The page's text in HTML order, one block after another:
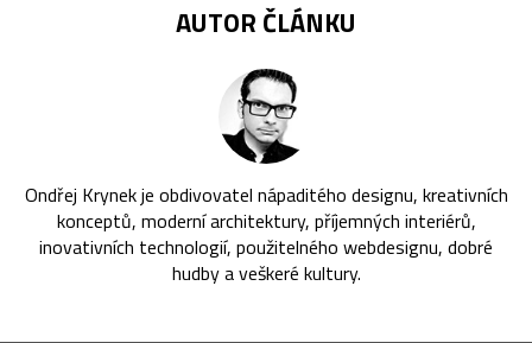
AUTOR ČLÁNKU
Ondřej Krynek je obdivovatel nápaditého designu, kreativních
konceptů, moderní architektury, příjemných interiérů,
inovativních technologií, použitelného webdesignu, dobré
hudby a veškeré kultury.